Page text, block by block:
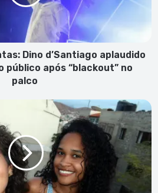
Dino d’Santiago aplaudido
público após “blackout” no
palco